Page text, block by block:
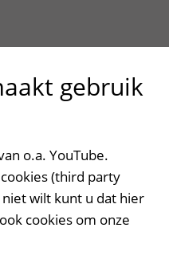
gebruik
o.a. YouTube.
(third party
niet wilt kunt u dat hier
cookies om onze